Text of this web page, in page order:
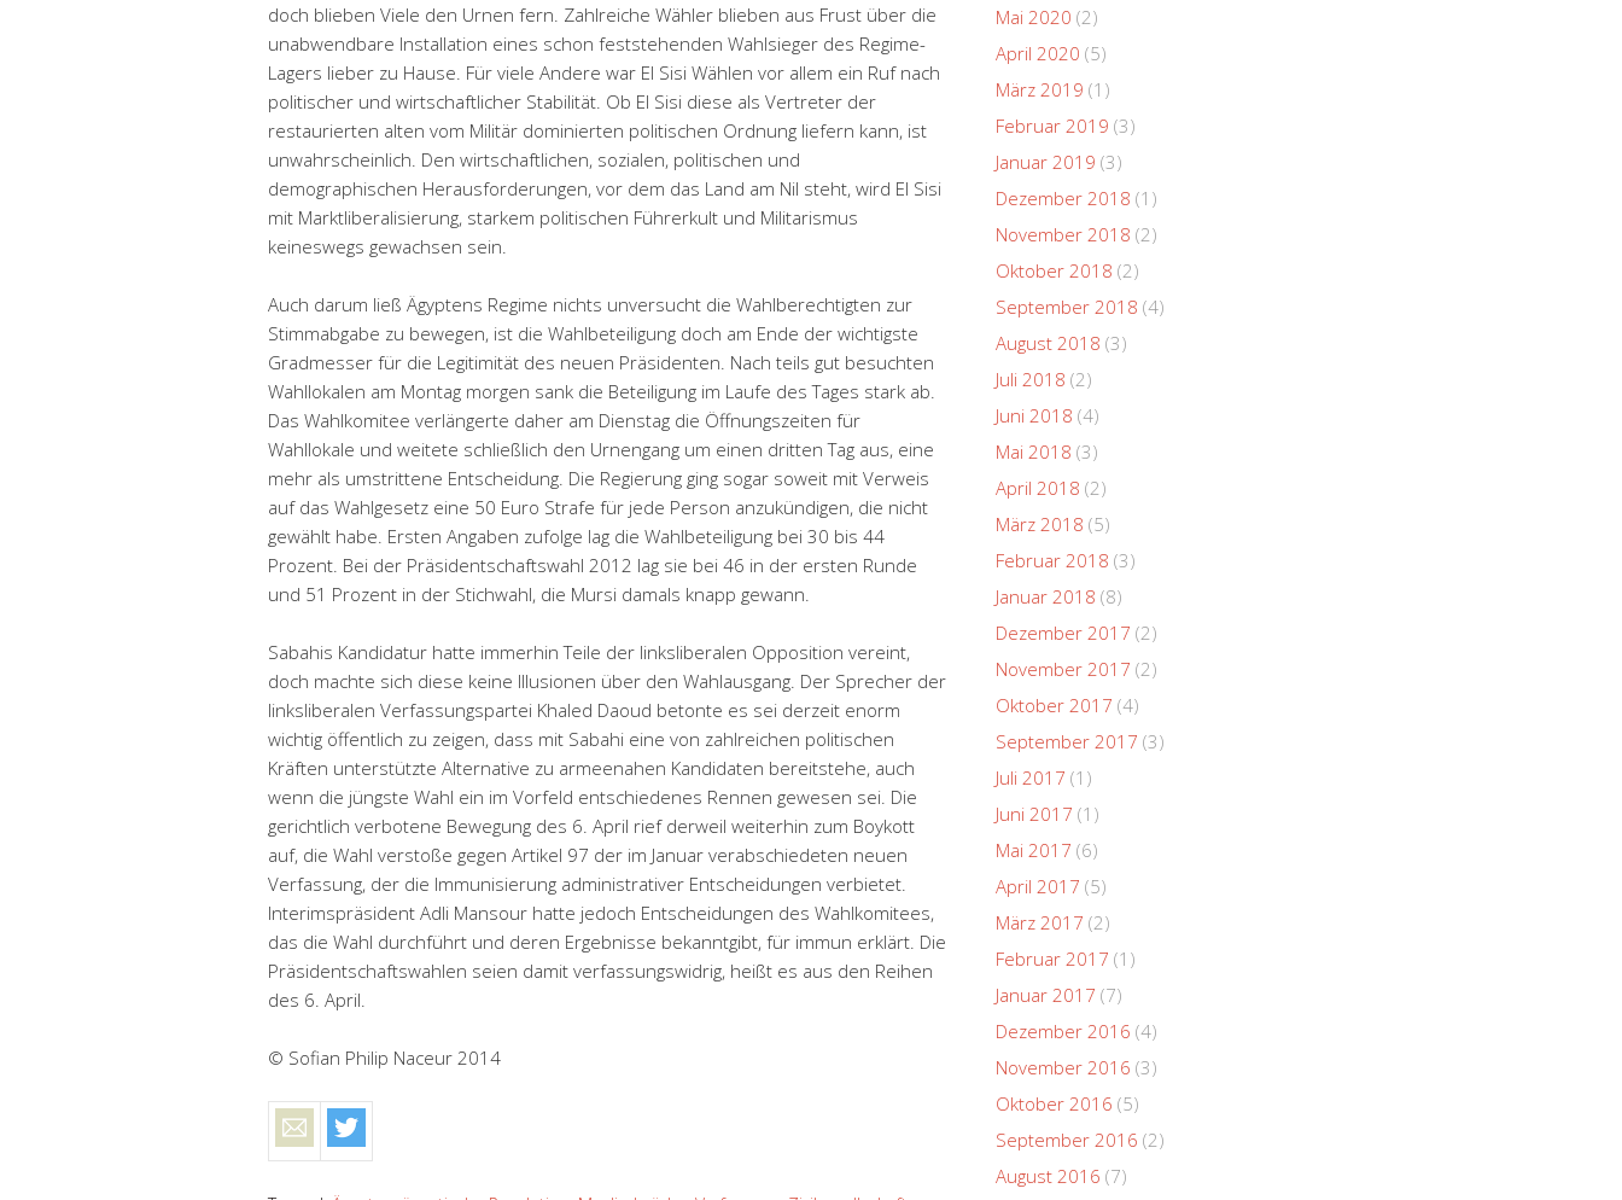
doch blieben Viele den Urnen fern. Zahlreiche Wähler blieben aus Frust über die
unabwendbare Installation eines schon feststehenden Wahlsieger des Regime-
Lagers lieber zu Hause. Für viele Andere war El Sisi Wählen vor allem ein Ruf nach
politischer und wirtschaftlicher Stabilität. Ob El Sisi diese als Vertreter der
restaurierten alten vom Militär dominierten politischen Ordnung liefern kann, ist
unwahrscheinlich. Den wirtschaftlichen, sozialen, politischen und
demographischen Herausforderungen, vor dem das Land am Nil steht, wird El Sisi
mit Marktliberalisierung, starkem politischen Führerkult und Militarismus
keineswegs gewachsen sein.
Auch darum ließ Ägyptens Regime nichts unversucht die Wahlberechtigten zur
Stimmabgabe zu bewegen, ist die Wahlbeteiligung doch am Ende der wichtigste
Gradmesser für die Legitimität des neuen Präsidenten. Nach teils gut besuchten
Wahllokalen am Montag morgen sank die Beteiligung im Laufe des Tages stark ab.
Das Wahlkomitee verlängerte daher am Dienstag die Öffnungszeiten für
Wahllokale und weitete schließlich den Urnengang um einen dritten Tag aus, eine
mehr als umstrittene Entscheidung. Die Regierung ging sogar soweit mit Verweis
auf das Wahlgesetz eine 50 Euro Strafe für jede Person anzukündigen, die nicht
gewählt habe. Ersten Angaben zufolge lag die Wahlbeteiligung bei 30 bis 44
Prozent. Bei der Präsidentschaftswahl 2012 lag sie bei 46 in der ersten Runde
und 51 Prozent in der Stichwahl, die Mursi damals knapp gewann.
Sabahis Kandidatur hatte immerhin Teile der linksliberalen Opposition vereint,
doch machte sich diese keine Illusionen über den Wahlausgang. Der Sprecher der
linksliberalen Verfassungspartei Khaled Daoud betonte es sei derzeit enorm
wichtig öffentlich zu zeigen, dass mit Sabahi eine von zahlreichen politischen
Kräften unterstützte Alternative zu armeenahen Kandidaten bereitstehe, auch
wenn die jüngste Wahl ein im Vorfeld entschiedenes Rennen gewesen sei. Die
gerichtlich verbotene Bewegung des 6. April rief derweil weiterhin zum Boykott
auf, die Wahl verstoße gegen Artikel 97 der im Januar verabschiedeten neuen
Verfassung, der die Immunisierung administrativer Entscheidungen verbietet.
Interimspräsident Adli Mansour hatte jedoch Entscheidungen des Wahlkomitees,
das die Wahl durchführt und deren Ergebnisse bekanntgibt, für immun erklärt. Die
Präsidentschaftswahlen seien damit verfassungswidrig, heißt es aus den Reihen
des 6. April.
© Sofian Philip Naceur 2014
Mai 2020 (2)
April 2020 (5)
März 2019 (1)
Februar 2019 (3)
Januar 2019 (3)
Dezember 2018 (1)
November 2018 (2)
Oktober 2018 (2)
September 2018 (4)
August 2018 (3)
Juli 2018 (2)
Juni 2018 (4)
Mai 2018 (3)
April 2018 (2)
März 2018 (5)
Februar 2018 (3)
Januar 2018 (8)
Dezember 2017 (2)
November 2017 (2)
Oktober 2017 (4)
September 2017 (3)
Juli 2017 (1)
Juni 2017 (1)
Mai 2017 (6)
April 2017 (5)
März 2017 (2)
Februar 2017 (1)
Januar 2017 (7)
Dezember 2016 (4)
November 2016 (3)
Oktober 2016 (5)
September 2016 (2)
August 2016 (7)